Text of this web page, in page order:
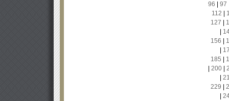
96
97
112
127
156
185
200|
229